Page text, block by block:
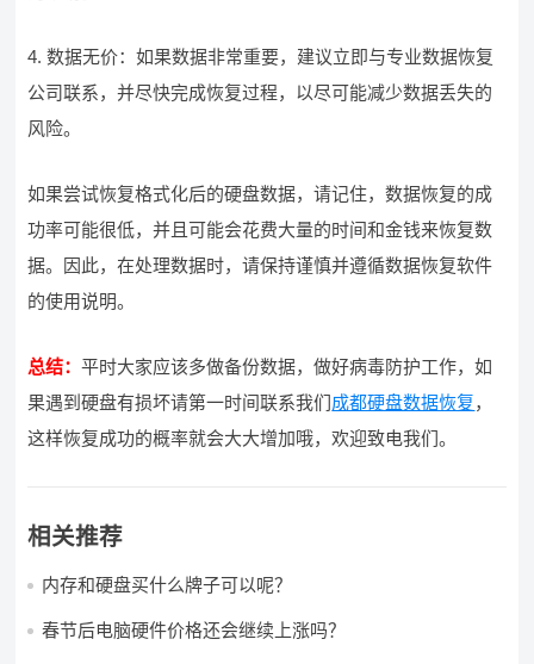
4. 数据无价：如果数据非常重要，建议立即与专业数据恢复
公司联系，并尽快完成恢复过程，以尽可能减少数据丢失的
风险。
如果尝试恢复格式化后的硬盘数据，请记住，数据恢复的成
功率可能很低，并且可能会花费大量的时间和金钱来恢复数
据。因此，在处理数据时，请保持谨慎并遵循数据恢复软件
的使用说明。
总结：平时大家应该多做备份数据，做好病毒防护工作，如
果遇到硬盘有损坏请第一时间联系我们成都硬盘数据恢复，
这样恢复成功的概率就会大大增加哦，欢迎致电我们。
相关推荐
内存和硬盘买什么牌子可以呢？
春节后电脑硬件价格还会继续上涨吗？